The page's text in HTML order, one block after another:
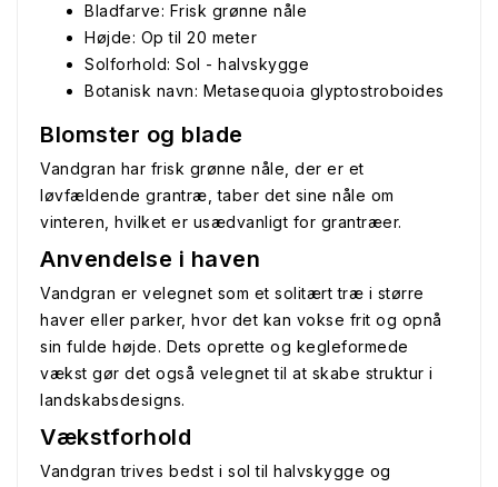
Bladfarve: Frisk grønne nåle
Højde: Op til 20 meter
Solforhold: Sol - halvskygge
Botanisk navn: Metasequoia glyptostroboides
Blomster og blade
Vandgran har frisk grønne nåle, der er et
løvfældende grantræ, taber det sine nåle om
vinteren, hvilket er usædvanligt for grantræer.
Anvendelse i haven
Vandgran er velegnet som et solitært træ i større
haver eller parker, hvor det kan vokse frit og opnå
sin fulde højde. Dets oprette og kegleformede
vækst gør det også velegnet til at skabe struktur i
landskabsdesigns.
Vækstforhold
Vandgran trives bedst i sol til halvskygge og